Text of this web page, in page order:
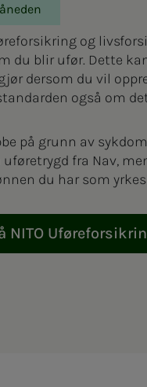
og
du blir ufør. Dette
dersom du vil
også om
på grunn av
fra Nav,
du har som
NITO